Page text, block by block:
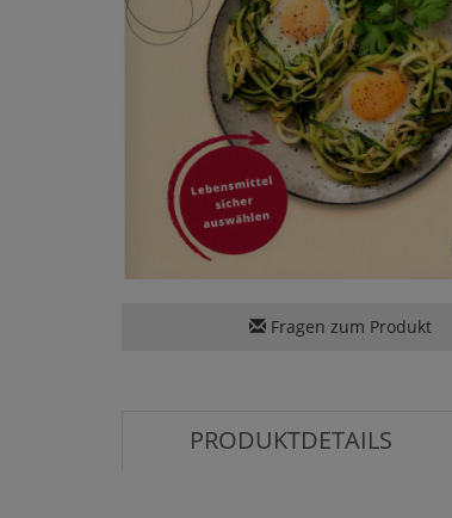
Fragen zum Produkt
PRODUKTDETAILS